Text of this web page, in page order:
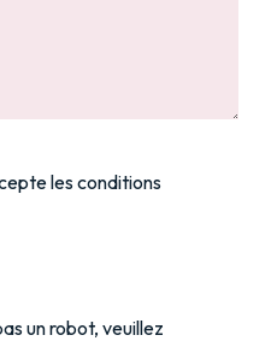
les conditions
un robot, veuillez